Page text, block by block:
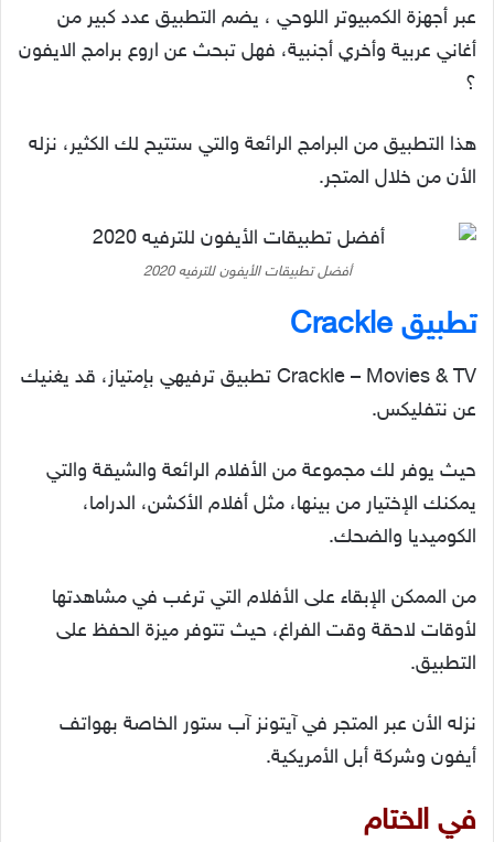
عبر أجهزة الكمبيوتر اللوحي ، يضم التطبيق عدد كبير من
أغاني عربية وأخري أجنبية، فهل تبحث عن اروع برامج الايفون
؟
هذا التطبيق من البرامج الرائعة والتي ستتيح لك الكثير، نزله
الأن من خلال المتجر.
أفضل تطبيقات الأيفون للترفيه 2020
تطبيق Crackle
Crackle – Movies & TV تطبيق ترفيهي بإمتياز، قد يغنيك
عن نتفليكس.
حيث يوفر لك مجموعة من الأفلام الرائعة والشيقة والتي
يمكنك الإختيار من بينها، مثل أفلام الأكشن، الدراما،
الكوميديا والضحك.
من الممكن الإبقاء على الأفلام التي ترغب في مشاهدتها
لأوقات لاحقة وقت الفراغ، حيث تتوفر ميزة الحفظ على
التطبيق.
نزله الأن عبر المتجر في آيتونز آب ستور الخاصة بهواتف
أيفون وشركة أبل الأمريكية.
في الختام